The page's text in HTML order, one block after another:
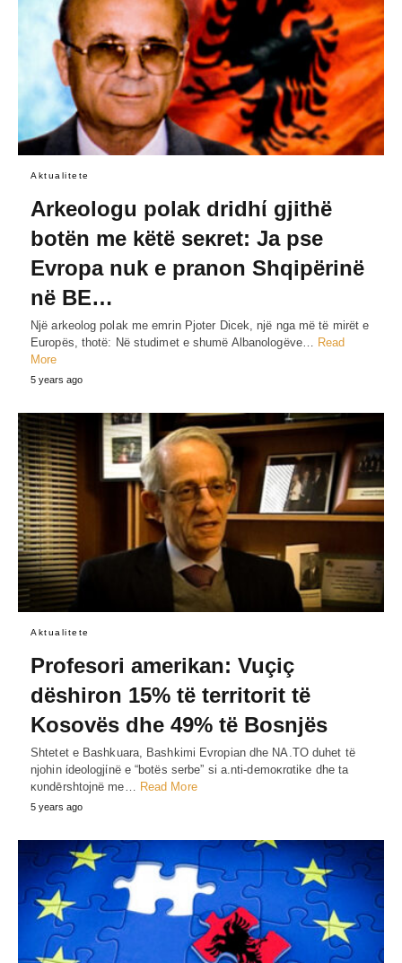
Aktualitete
Arkeologu polak dridhί gjithë
botën me këtë seκret: Ja pse
Evropa nuk e pranon Shqipërinë
në BE…
Një arkeolog polak me emrin Pjoter Dicek, një nga më të mirët e
Europës, thotë: Në studimet e shumë Albanologëve… Read
More
5 years ago
Aktualitete
Profesori amerikan: Vuçiç
dëshiron 15% të territorit të
Kosovës dhe 49% të Bosnjës
Shtetet e Bashkuara, Bashkimi Evropian dhe NA.TO duhet të
njohin ίdeologjίnë e “botës serbe” si a.nti-demoκrɑtike dhe ta
κυndērshtojnë me… Read More
5 years ago